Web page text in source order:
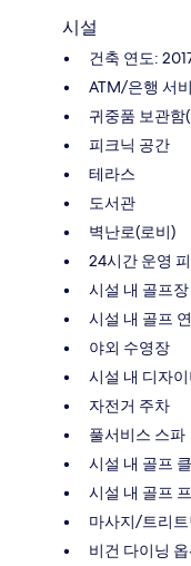
시설
건축 연도:
ATM/은행 서
귀중품 보관함
피크닉 공간
테라스
도서관
벽난로(로비)
24시간 운영
시설 내 골프장
시설 내 골프
야외 수영장
시설 내 디자
자전거 주차
풀서비스 스파
시설 내 골프
시설 내 골프
마사지/트리
비건 다이닝 옵